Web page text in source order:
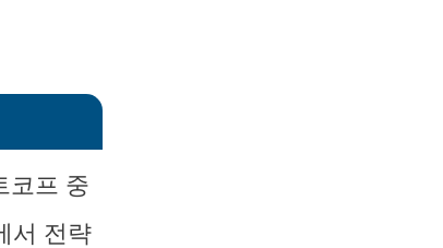
코프 중
서 전략